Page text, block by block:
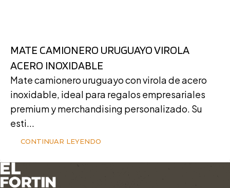
MATE CAMIONERO URUGUAYO VIROLA
ACERO INOXIDABLE
Mate camionero uruguayo con virola de acero
inoxidable, ideal para regalos empresariales
premium y merchandising personalizado. Su
esti...
CONTINUAR LEYENDO